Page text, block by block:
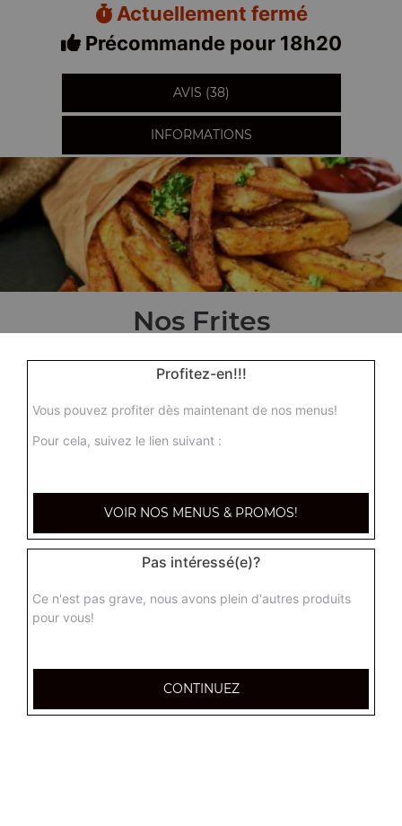
Actuellement fermé
Précommande pour 18h20
AVIS (38)
INFORMATIONS
Nos Frites
1 portion de frites maison
Profitez-en!!!
Vous pouvez profiter dès maintenant de nos menus!
Pour cela, suivez le lien suivant :
VOIR NOS MENUS & PROMOS!
Pas intéressé(e)?
Ce n'est pas grave, nous avons plein d'autres produits
pour vous!
CONTINUEZ